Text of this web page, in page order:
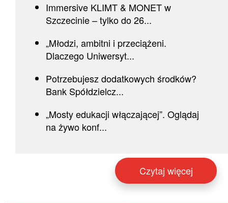
Immersive KLIMT & MONET w
Szczecinie – tylko do 26...
„Młodzi, ambitni i przeciążeni.
Dlaczego Uniwersyt...
Potrzebujesz dodatkowych środków?
Bank Spółdzielcz...
„Mosty edukacji włączającej”. Oglądaj
na żywo konf...
Czytaj więcej